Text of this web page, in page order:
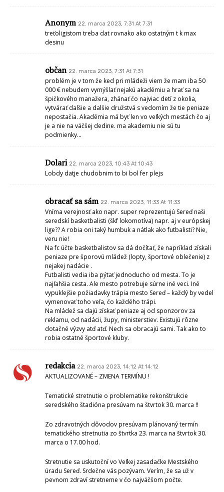
Anonym 22. marca 2023, 7:31 At 7:31
treťoligistom treba dat rovnako ako ostatným t k max
desinu
občan 22. marca 2023, 7:31 At 7:31
problém je v tom že ked pri mládeži viem že mam iba 50
000 € nebudem vymýšlať nejakú akadémiu a hrať sa na
špičkového manažera, zhánať čo najviac detí z okolia,
vytvárať dalšie a dalšie družstvá s vedomím že tie peniaze
nepostačia. Akadémia má byť len vo veľkých mestách čo aj
je a nie na väčšej dedine. ma akademiu nie sú tu
podmienky…
Dolari 22. marca 2023, 10:43 At 10:43
Lobdy datje chudobnim to bi bol fer plejs
obracať sa sám 22. marca 2023, 11:33 At 11:33
Vníma verejnosť ako napr. super reprezentujú Sereď naši
seredskí basketbalisti (škf lokomotíva) napr. aj v európskej
lige?? A robia oni taký humbuk a nátlak ako futbalisti? Nie,
veru nie!
Na fc účte basketbalistov sa dá dočítať, že napríklad získali
peniaze pre šporovú mládež (lopty, športové oblečenie) z
nejakej nadácie .
Futbalisti vedia iba pýtať jednoducho od mesta. To je
najľahšia cesta. Ale mesto potrebuje súrne iné veci. Iné
vypuklejšie požiadavky trápia mesto Sereď – každý by vedel
vymenovať toho veľa, čo každého trápi.
Na mládež sa dajú získať peniaze aj od sponzorov za
reklamu, od nadácii, župy, ministerstiev. Existujú rôzne
dotačné výzvy atď atď. Nech sa obracajú sami. Tak ako to
robia ostatné športové kluby.
redakcia 22. marca 2023, 14:12 At 14:12
AKTUALIZOVANÉ – ZMENA TERMÍNU !
Tematické stretnutie o problematike rekonštrukcie
seredského štadióna presúvam na štvrtok 30. marca !!
Zo zdravotných dôvodov presúvam plánovaný termín
tematického stretnutia zo štvrtka 23. marca na štvrtok 30.
marca o 17.00 hod.
Stretnutie sa uskutoční vo Veľkej zasadačke Mestského
úradu Sereď. Srdečne vás pozývam. Verím, že sa už v
pevnom zdraví stretneme v čo najväčšom počte.